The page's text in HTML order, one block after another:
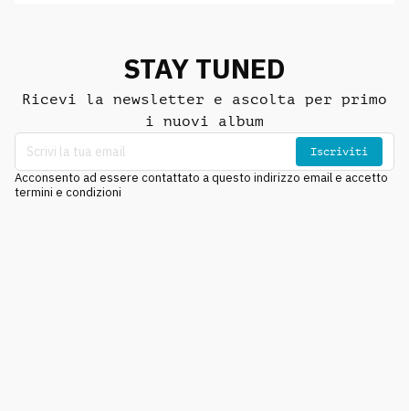
STAY TUNED
Ricevi la newsletter e ascolta per primo
i nuovi album
Iscriviti
Acconsento ad essere contattato a questo indirizzo email e accetto
termini e condizioni